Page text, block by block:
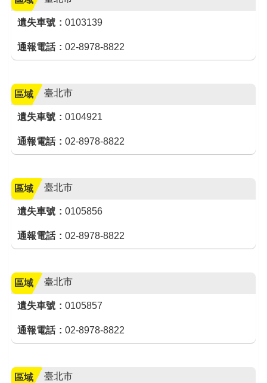
遺失車號 0103139
通報電話 02-8978-8822
區域 臺北市
遺失車號 0104921
通報電話 02-8978-8822
區域 臺北市
遺失車號 0105856
通報電話 02-8978-8822
區域 臺北市
遺失車號 0105857
通報電話 02-8978-8822
區域 臺北市